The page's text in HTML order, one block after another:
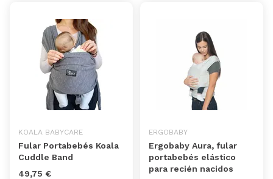
KOALA BABYCARE
Fular Portabebés Koala
Cuddle Band
49,75 €
ERGOBABY
Ergobaby Aura, fular
portabebés elástico
para recién nacidos